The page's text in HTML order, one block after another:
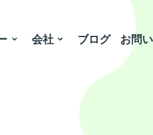
会社 ブログ お問